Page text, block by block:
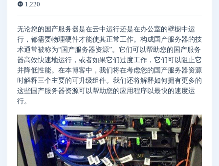
1,220
无论您的国产服务器是在云中运行还是在办公室的壁橱中运
行，都需要物理硬件才能使其正常工作。构成国产服务器的技
术通常被称为“国产服务器资源”。它们可以帮助您的国产服务
器高效快速地运行，或者如果它们过度工作，它们可以阻止它
并降低性能。在本博客中，我们将在考虑您的国产服务器资源
时解释三个主要的可升级组件。我们还将解释如何拥有更多的
这些国产服务器资源可以帮助您的应用程序以最快的速度运
行。